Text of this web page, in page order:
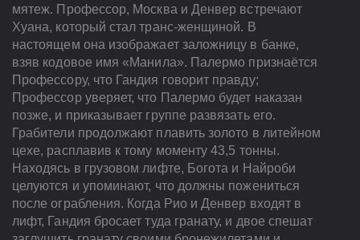
мятеж. Профессор, Москва и Денвер встречают
Хуана, который стал транс-женщиной. В
настоящем она изображает заложницу в банке,
взяв кодовое имя «Манила». Палермо признаётся
Профессору, что Гандия говорит правду;
Профессор уверяет, что Палермо будет наказан
позже, и приказывает группе развязать его.
Грабители продолжают плавить золото в литейном
цехе, расплавив к тому моменту 43,5 тонны.
Находясь в грузовом лифте, Богота и Найроби
целуются и упоминают, что должны пожениться
после ограбления. Когда Рио и Денвер входят в
лифт, Гандия бросает туда гранату, и двое спешат